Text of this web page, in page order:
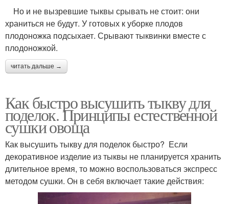
Но и не вызревшие тыквы срывать не стоит: они
храниться не будут. У готовых к уборке плодов
плодоножка подсыхает. Срывают тыквинки вместе с
плодоножкой.
читать дальше →
Как быстро высушить тыкву для
поделок. Принципы естественной
сушки овоща
Как высушить тыкву для поделок быстро? Если
декоративное изделие из тыквы не планируется хранить
длительное время, то можно воспользоваться экспресс
методом сушки. Он в себя включает такие действия: